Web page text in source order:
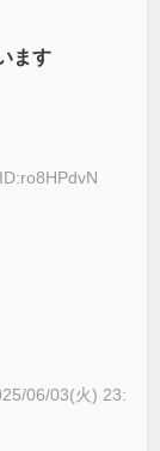
ます
06/03(火) 23: